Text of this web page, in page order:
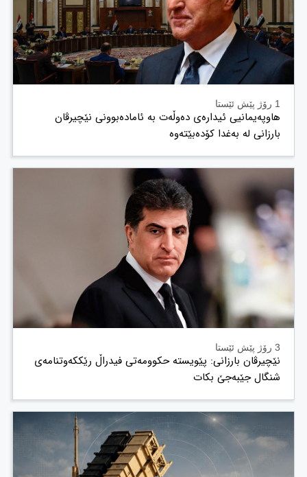
1 رۆژ پێش ئێستا
هاوپەیمانیی ئیدارەی دەوڵەت بە ئامادەبوونی نێچیرڤان
بارزانی لە بەغدا کۆدەبێتەوە
3 رۆژ پێش ئێستا
نێچیرڤان بارزانی: پێویستە حکوومەتی فیدراڵ رێککەوتنامەی
شنگال جێبەجێ بکات